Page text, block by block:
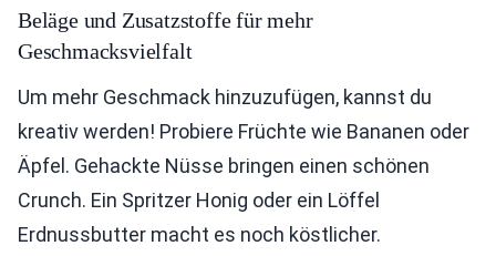
Beläge und Zusatzstoffe für mehr
Geschmacksvielfalt
Um mehr Geschmack hinzuzufügen, kannst du
kreativ werden! Probiere Früchte wie Bananen oder
Äpfel. Gehackte Nüsse bringen einen schönen
Crunch. Ein Spritzer Honig oder ein Löffel
Erdnussbutter macht es noch köstlicher.